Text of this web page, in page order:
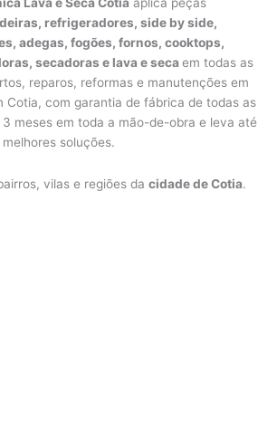
refrigeradores, side by side,
adegas, fogões, fornos, cooktops,
secadoras e lava e secaem todas as
reparos, reformas e manutenções em
Cotia, com garantia de fábrica de todas as
meses em toda a mão-de-obra e leva até
melhores soluções.
vilas e regiões dacidade de Cotia.